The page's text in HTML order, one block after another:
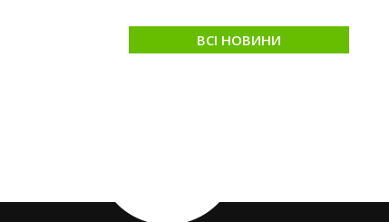
ВСІ НОВИНИ